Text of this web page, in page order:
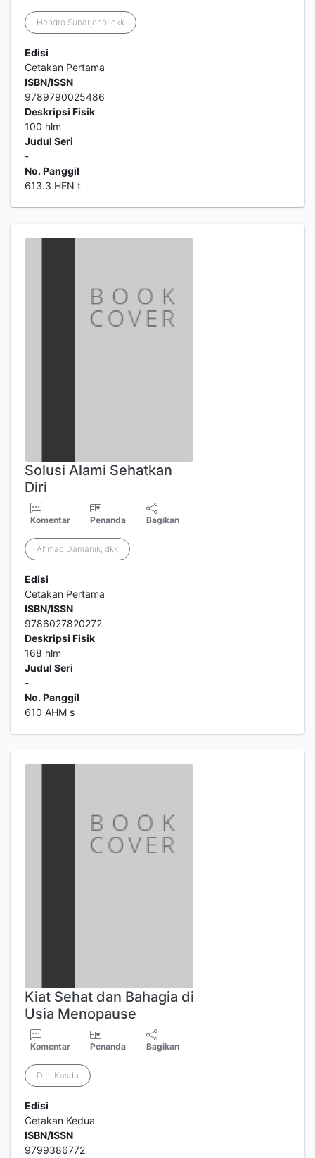
Hendro Sunarjono, dkk
Edisi
Cetakan Pertama
ISBN/ISSN
9789790025486
Deskripsi Fisik
100 hlm
Judul Seri
-
No. Panggil
613.3 HEN t
Solusi Alami Sehatkan
Diri
Komentar Penanda Bagikan
Ahmad Damanik, dkk
Edisi
Cetakan Pertama
ISBN/ISSN
9786027820272
Deskripsi Fisik
168 hlm
Judul Seri
-
No. Panggil
610 AHM s
Kiat Sehat dan Bahagia di
Usia Menopause
Komentar Penanda Bagikan
Dini Kasdu
Edisi
Cetakan Kedua
ISBN/ISSN
9799386772